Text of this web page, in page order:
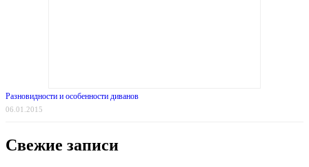
Разновидности и особенности диванов
06.01.2015
Свежие записи